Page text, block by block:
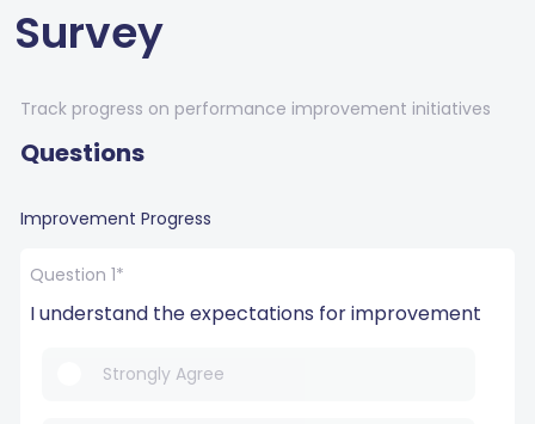
Survey
Track progress on performance improvement initiatives
Questions
Improvement Progress
Question 1*
I understand the expectations for improvement
Strongly Agree